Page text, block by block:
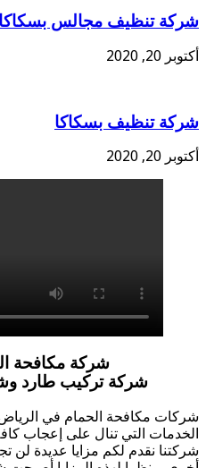
شركة تنظيف مجالس بسكاكا
أكتوبر 20, 2020
شركة تنظيف بسكاكا
أكتوبر 20, 2020
شركة مكافحة
شركة تركيب طارد
شركات مكافحة الحمام في
الخدمات التي تنال على إعجاب
شركتنا نقدم لكم مزايا عديدة